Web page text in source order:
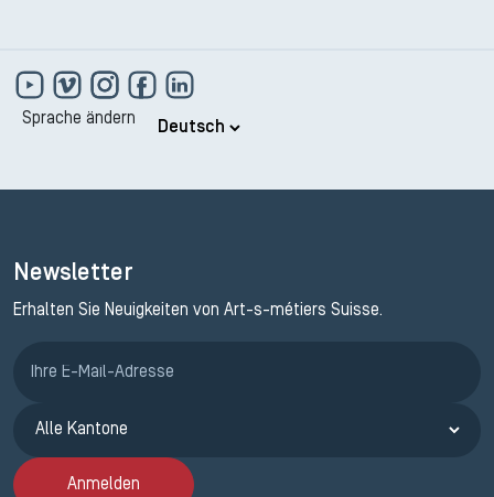
Sprache ändern
Newsletter
Erhalten Sie Neuigkeiten von Art-s-métiers Suisse.
Anmelden